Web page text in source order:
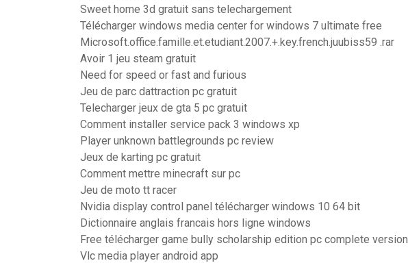
Sweet home 3d gratuit sans telechargement
Télécharger windows media center for windows 7 ultimate free
Microsoft.office.famille.et.etudiant.2007.+.key.french.juubiss59 .rar
Avoir 1 jeu steam gratuit
Need for speed or fast and furious
Jeu de parc dattraction pc gratuit
Telecharger jeux de gta 5 pc gratuit
Comment installer service pack 3 windows xp
Player unknown battlegrounds pc review
Jeux de karting pc gratuit
Comment mettre minecraft sur pc
Jeu de moto tt racer
Nvidia display control panel télécharger windows 10 64 bit
Dictionnaire anglais francais hors ligne windows
Free télécharger game bully scholarship edition pc complete version
Vlc media player android app